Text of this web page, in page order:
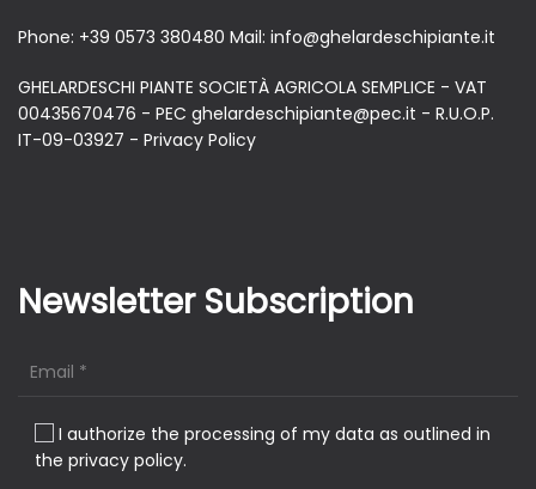
Phone: +39 0573 380480 Mail: info@ghelardeschipiante.it
GHELARDESCHI PIANTE SOCIETÀ AGRICOLA SEMPLICE - VAT
00435670476 - PEC ghelardeschipiante@pec.it - R.U.O.P.
IT-09-03927 - Privacy Policy
Newsletter Subscription
I authorize the processing of my data as outlined in
the privacy policy.